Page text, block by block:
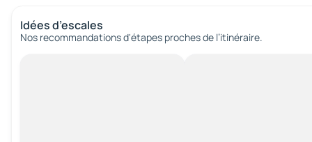
Idées d’escales
Nos recommandations d'étapes proches de l’itinéraire.